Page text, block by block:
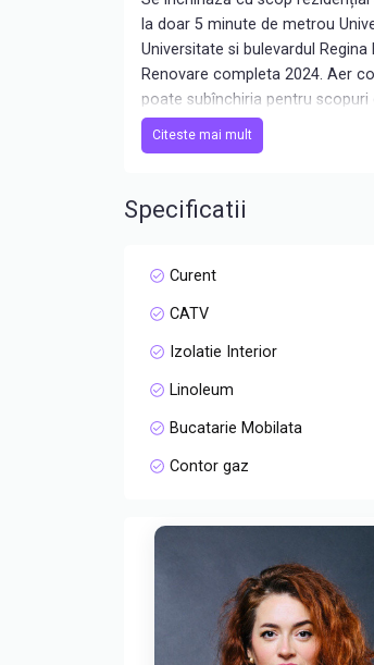
la doar 5 minute de metrou
Universitate si bulevardul Regina
Renovare completa 2024. Aer
poate subînchiria pentru
Disponibil imediat. Video
Va așteptăm la vizionare, cheile
Citeste mai mult
Specificatii
Curent
CATV
Izolatie Interior
Linoleum
Bucatarie Mobilata
Contor gaz